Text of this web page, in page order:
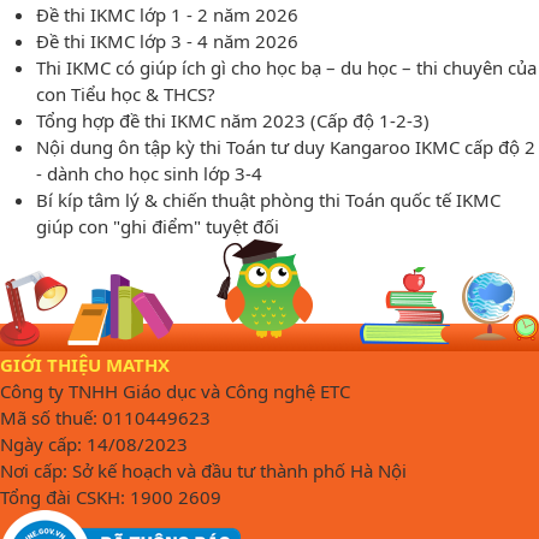
Đề thi IKMC lớp 1 - 2 năm 2026
Đề thi IKMC lớp 3 - 4 năm 2026
Thi IKMC có giúp ích gì cho học bạ – du học – thi chuyên của
con Tiểu học & THCS?
Tổng hợp đề thi IKMC năm 2023 (Cấp độ 1-2-3)
Nội dung ôn tập kỳ thi Toán tư duy Kangaroo IKMC cấp độ 2
- dành cho học sinh lớp 3-4
Bí kíp tâm lý & chiến thuật phòng thi Toán quốc tế IKMC
giúp con "ghi điểm" tuyệt đối
GIỚI THIỆU MATHX
Công ty TNHH Giáo dục và Công nghệ ETC
Mã số thuế: 0110449623
Ngày cấp: 14/08/2023
Nơi cấp: Sở kế hoạch và đầu tư thành phố Hà Nội
Tổng đài CSKH: 1900 2609